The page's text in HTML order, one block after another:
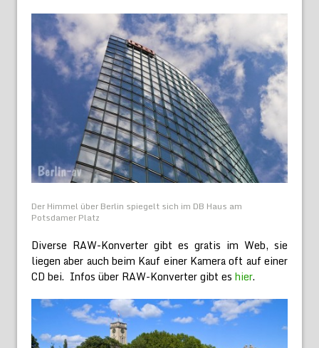
Der Himmel über Berlin spiegelt sich im DB Haus am
Potsdamer Platz
Diverse RAW-Konverter gibt es gratis im Web, sie
liegen aber auch beim Kauf einer Kamera oft auf einer
CD bei. Infos über RAW-Konverter gibt es hier.